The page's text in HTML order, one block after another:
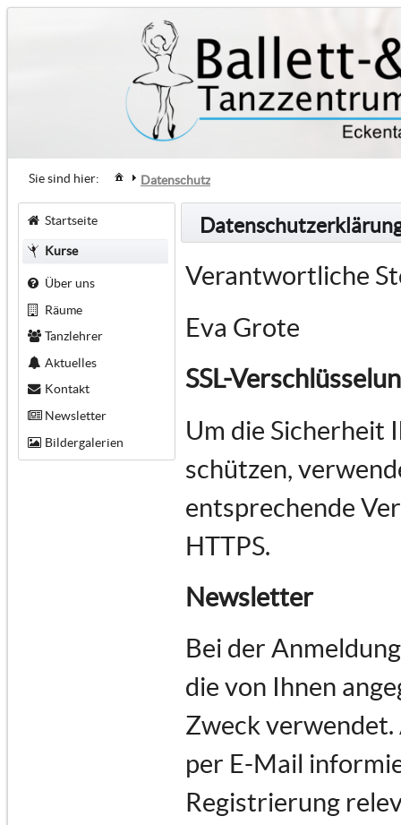
Sie sind hier: Datenschutz
Startseite
Kurse
Über uns
Räume
Tanzlehrer
Aktuelles
Kontakt
Newsletter
Bildergalerien
Verantwortliche
Eva Grote
SSL-
Um die Sicherheit
schützen,
entsprechende
HTTPS.
Newsletter
Bei der
die von Ihnen
Zweck
per E-Mail
Registrierung